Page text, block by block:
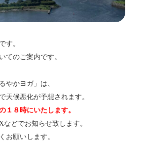
す。
てのご案内です。
やかヨガ」は、
天候悪化が予想されます。
１８時にいたします。
などでお知らせ致します。
お願いします。